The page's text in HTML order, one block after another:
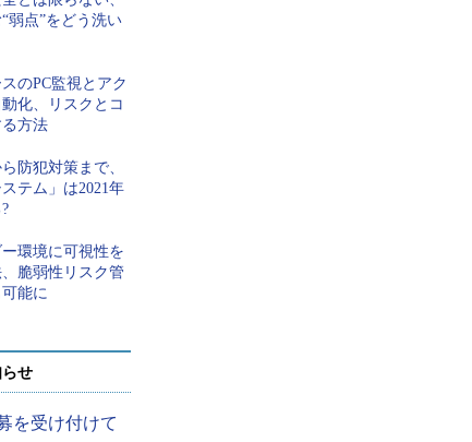
（Plan、Do、Check、Act）」のサイクルを回すこと
度決めたルールであっても、それが順守されているかど
チェックを行い、必要に応じて指導・教育していく必要
弱点”をどう洗い
のPC監視とアク
化、リスクとコ
方法
防犯対策まで、
ステム」は2021年
環境に可視性を
脆弱性リスク管
能に
せ
を受け付けて